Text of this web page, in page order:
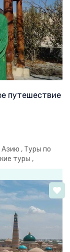
путешествие
Азию , Туры по
туры ,